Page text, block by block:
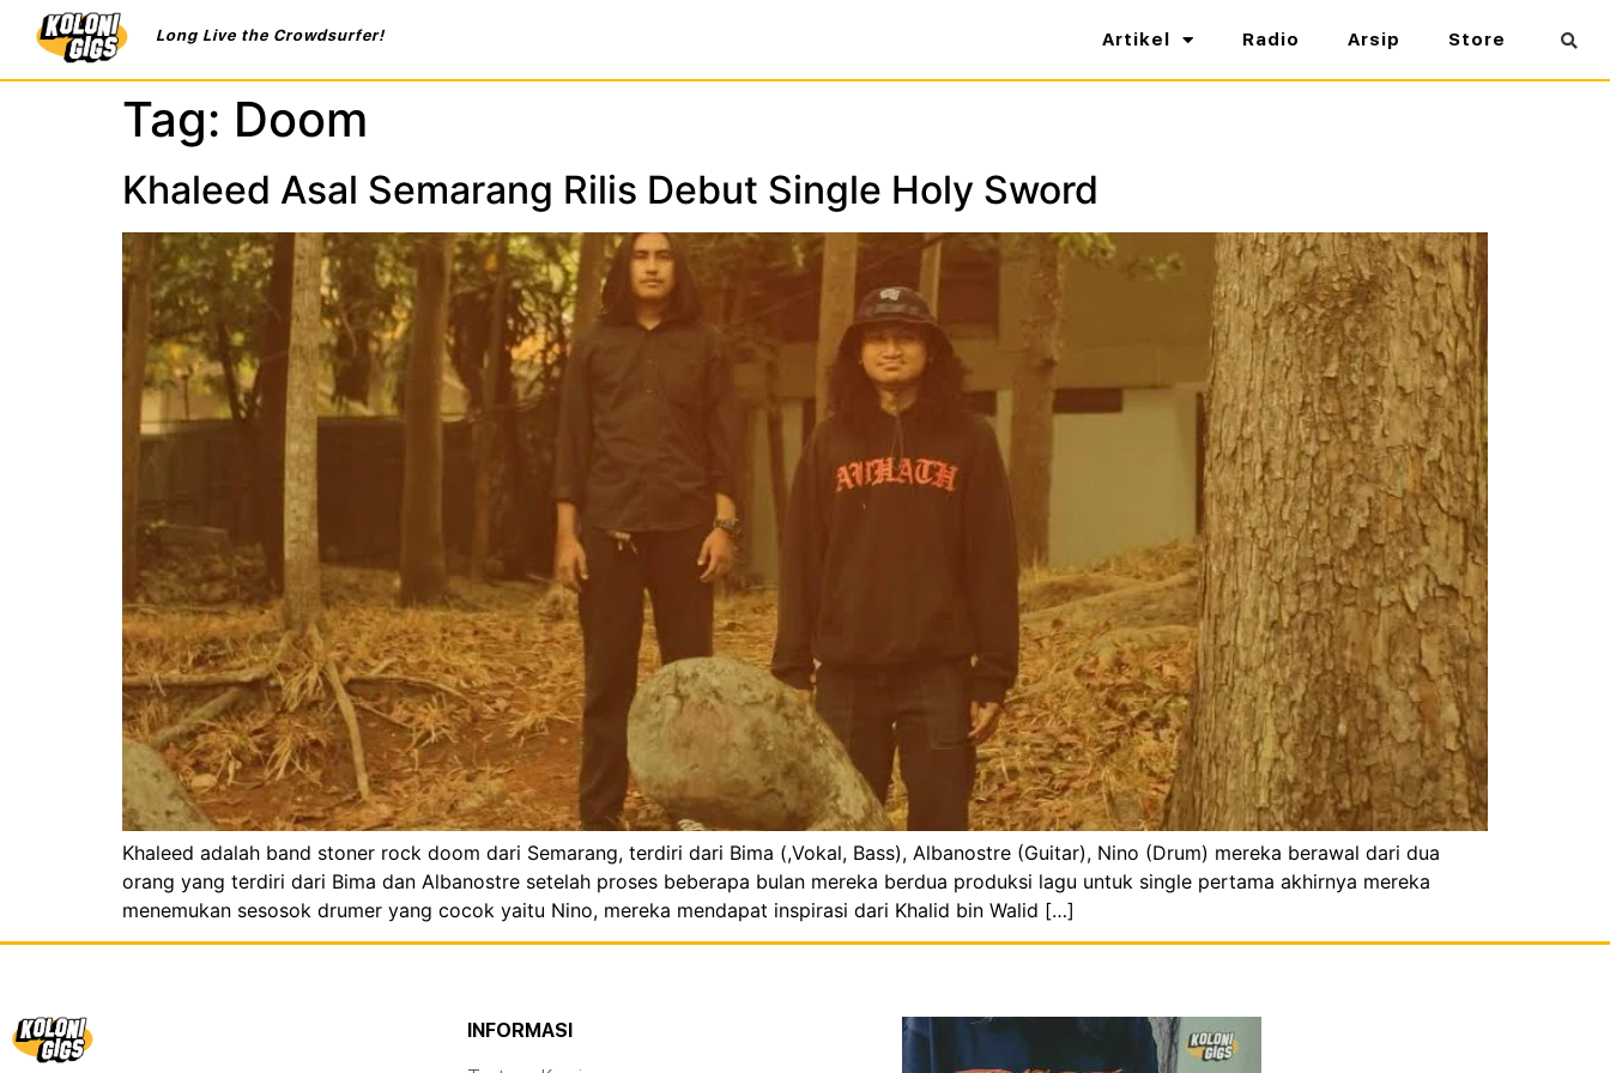
Long Live the Crowdsurfer! Artikel Radio Arsip Store
Tag: Doom
Khaleed Asal Semarang Rilis Debut Single Holy Sword
Khaleed adalah band stoner rock doom dari Semarang, terdiri dari Bima (,Vokal, Bass), Albanostre (Guitar), Nino (Drum) mereka berawal dari dua
orang yang terdiri dari Bima dan Albanostre setelah proses beberapa bulan mereka berdua produksi lagu untuk single pertama akhirnya mereka
menemukan sesosok drumer yang cocok yaitu Nino, mereka mendapat inspirasi dari Khalid bin Walid […]
INFORMASI